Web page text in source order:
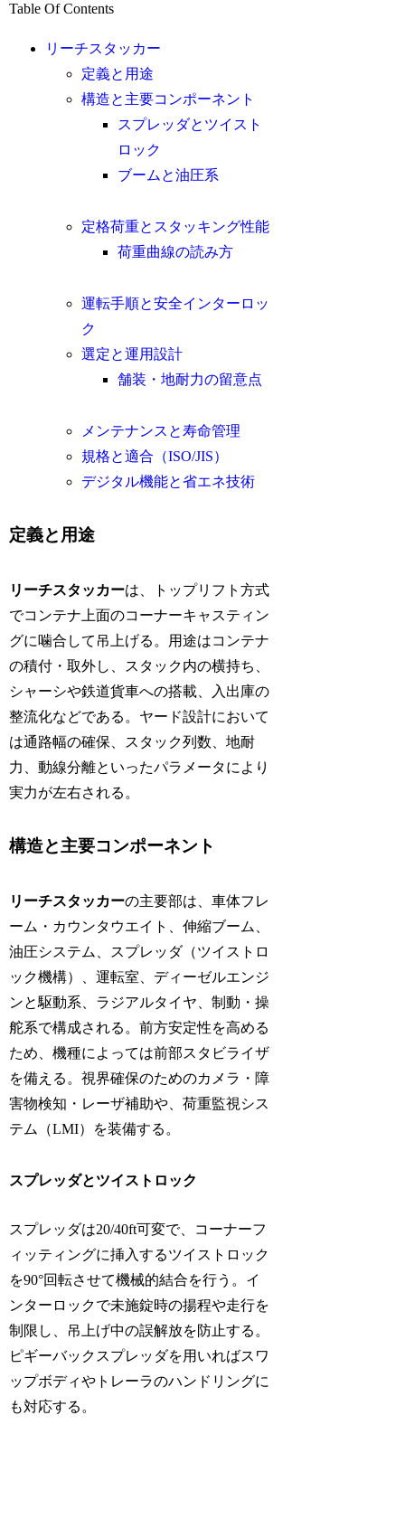
Table Of Contents
リーチスタッカー
定義と用途
構造と主要コンポーネント
スプレッダとツイスト
ロック
ブームと油圧系
定格荷重とスタッキング性能
荷重曲線の読み方
運転手順と安全インターロッ
ク
選定と運用設計
舗装・地耐力の留意点
メンテナンスと寿命管理
規格と適合（ISO/JIS）
デジタル機能と省エネ技術
定義と用途
リーチスタッカーは、トップリフト方式
でコンテナ上面のコーナーキャスティン
グに噛合して吊上げる。用途はコンテナ
の積付・取外し、スタック内の横持ち、
シャーシや鉄道貨車への搭載、入出庫の
整流化などである。ヤード設計において
は通路幅の確保、スタック列数、地耐
力、動線分離といったパラメータにより
実力が左右される。
構造と主要コンポーネント
リーチスタッカーの主要部は、車体フレ
ーム・カウンタウエイト、伸縮ブーム、
油圧システム、スプレッダ（ツイストロ
ック機構）、運転室、ディーゼルエンジ
ンと駆動系、ラジアルタイヤ、制動・操
舵系で構成される。前方安定性を高める
ため、機種によっては前部スタビライザ
を備える。視界確保のためのカメラ・障
害物検知・レーザ補助や、荷重監視シス
テム（LMI）を装備する。
スプレッダとツイストロック
スプレッダは20/40ft可変で、コーナーフ
ィッティングに挿入するツイストロック
を90°回転させて機械的結合を行う。イ
ンターロックで未施錠時の揚程や走行を
制限し、吊上げ中の誤解放を防止する。
ピギーバックスプレッダを用いればスワ
ップボディやトレーラのハンドリングに
も対応する。